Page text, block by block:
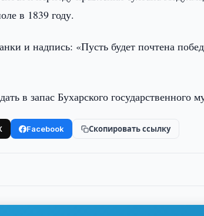
в 1839 году.
и надпись: «Пусть будет почтена
в запас Бухарского государственного
Facebook Скопировать ссылку